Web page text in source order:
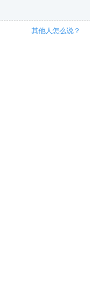
其他人怎么说？